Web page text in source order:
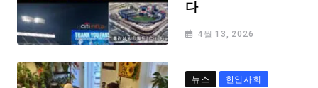
다
4월 13, 2026
뉴스 한인사회